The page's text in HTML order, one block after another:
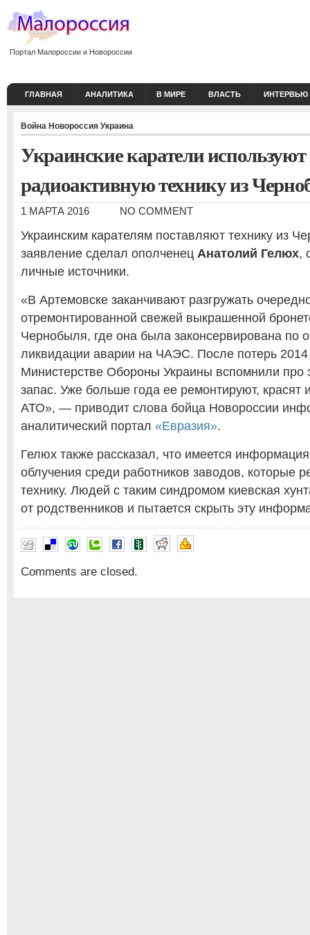
Портал Малороссии и Новороссии
ГЛАВНАЯ АНАЛИТИКА В МИРЕ ВЛАСТЬ ИНТЕРВЬЮ
Война Новороссия Украина
Украинские каратели используют
радиоактивную технику из
1 МАРТА 2016 NO COMMENT
Украинским карателям поставляют технику из
заявление сделал ополченец Анатолий Гелюх,
личные источники.
«В Артемовске заканчивают разгружать
отремонтированной свежей выкрашенной
Чернобыля, где она была законсервирована по
ликвидации аварии на ЧАЭС. После потерь 2014
Министерстве Обороны Украины вспомнили про
запас. Уже больше года ее ремонтируют, красят
АТО», — приводит слова бойца Новороссии
аналитический портал «Евразия».
Гелюх также рассказал, что имеется
облучения среди работников заводов, которые
технику. Людей с таким синдромом киевская
от родственников и пытается скрыть эту
Comments are closed.